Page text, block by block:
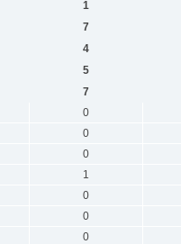
1
7
4
5
7
0
0
0
1
0
0
0